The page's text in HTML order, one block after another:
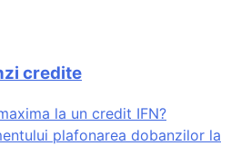
credite
la un credit IFN?
plafonarea dobanzilor la